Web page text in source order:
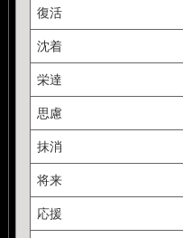
復活
沈着
栄達
思慮
抹消
将来
応援